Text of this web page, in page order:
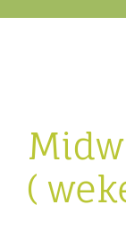
Eibergen
Winkels
Bedrijven
(